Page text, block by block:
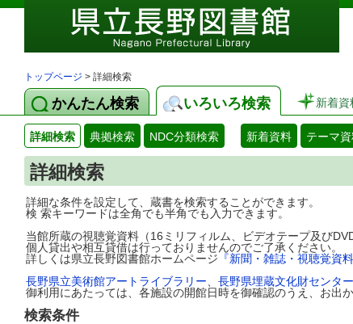
トップページ > 詳細検索
かんたん検索 いろいろ検索 新着資
詳細検索 典拠検索 NDC分類検索 新着資料 テーマ
詳細検索
詳細な条件を設定して、蔵書を検索することができます。
検 索キーワードは全角でも半角でも入力できます。
当館所蔵の視聴覚資料（16ミリフィルム、ビデオテープ及び
個人貸出や相互貸借は行っておりませんのでご了承ください。
詳しくは県立長野図書館ホームページ 『新聞・雑誌・視聴覚資
長野県立美術館アートライブラリー
長野県埋蔵文化財センタ
御利用にあたっては、各施設の開館日時を御確認のうえ、お出か
検索条件